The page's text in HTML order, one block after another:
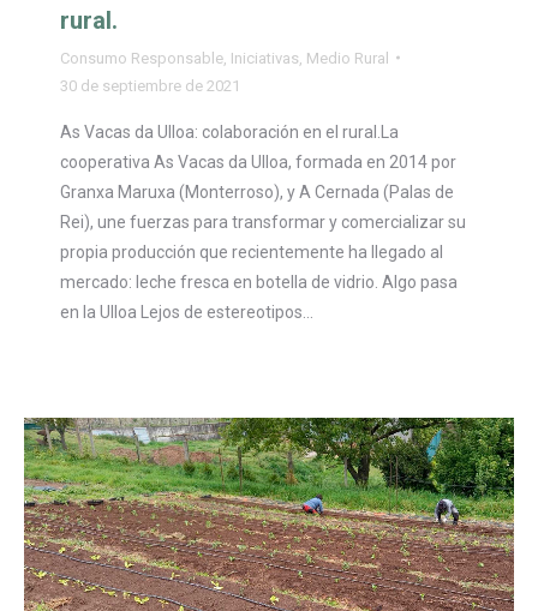
rural.
Consumo Responsable Iniciativas Medio Rural
30 de septiembre de 2021
As Vacas da Ulloa: colaboración en el rural.La
cooperativa As Vacas da Ulloa, formada en 2014 por
Granxa Maruxa (Monterroso), y A Cernada (Palas de
Rei), une fuerzas para transformar y comercializar su
propia producción que recientemente ha llegado al
mercado: leche fresca en botella de vidrio. Algo pasa
en la Ulloa Lejos de estereotipos…